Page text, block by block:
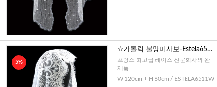
5%
☆가톨릭 불망미사보-Estela651
1/화이트
프랑스 최고급 레이스 전문회사의 완
제품
W 120cm + H 60cm / ESTELA6511W